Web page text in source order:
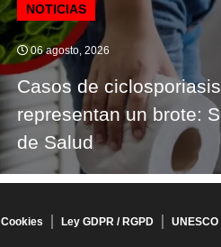
NOTICIAS
06 agosto, 2026
Casos de
representan un brote:
de Salud
Cookies Ley GDPR / RGPD UNESCO